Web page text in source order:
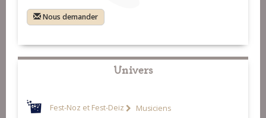
Nous demander
Univers
Fest-Noz et Fest-Deiz Musiciens